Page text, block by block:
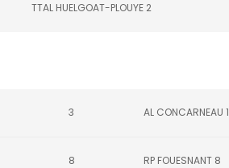
TTAL HUELGOAT-PLOUYE 2
3 AL CONCARNEAU 1
8 RP FOUESNANT 8